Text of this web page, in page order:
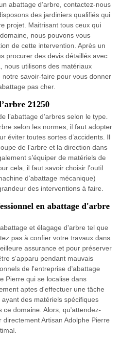
abattage d’arbre, contactez-nous
des jardiniers qualifiés qui
projet. Maitrisant tous ceux qui
nous pouvons vous
de cette intervention. Après un
procurer des devis détaillés avec
nous utilisons des matériaux
savoir-faire pour vous donner
pas cher.
21250
l’abattage d’arbres selon le type.
selon les normes, il faut adopter
éviter toutes sortes d’accidents. Il
de l’arbre et la direction dans
s’équiper de matériels de
cela, il faut savoir choisir l’outil
d’abattage mécanique)
des interventions à faire.
en abattage d'arbre
et élagage d'arbre tel que
pas à confier votre travaux dans
assurance et pour préserver
s'apparu pendant mauvais
de l'entreprise d'abattage
Pierre qui se localise dans
aptes d'effectuer une tâche
des matériels spécifiques
ce domaine. Alors, qu'attendez-
Artisan Adolphe Pierre